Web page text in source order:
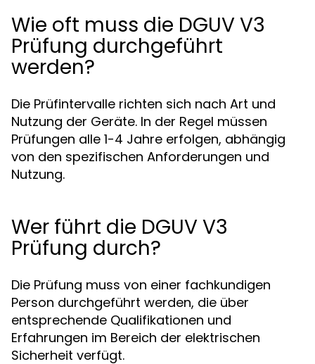
Wie oft muss die DGUV V3
Prüfung durchgeführt
werden?
Die Prüfintervalle richten sich nach Art und
Nutzung der Geräte. In der Regel müssen
Prüfungen alle 1-4 Jahre erfolgen, abhängig
von den spezifischen Anforderungen und
Nutzung.
Wer führt die DGUV V3
Prüfung durch?
Die Prüfung muss von einer fachkundigen
Person durchgeführt werden, die über
entsprechende Qualifikationen und
Erfahrungen im Bereich der elektrischen
Sicherheit verfügt.